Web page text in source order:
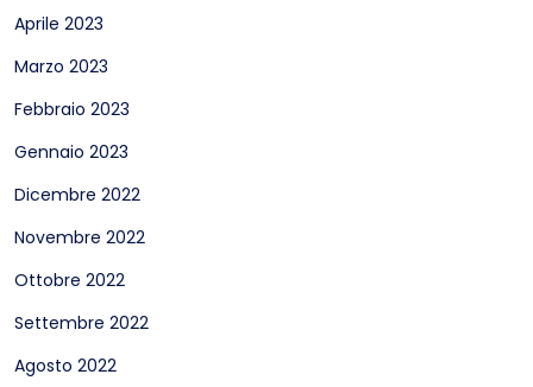
Aprile 2023
Marzo 2023
Febbraio 2023
Gennaio 2023
Dicembre 2022
Novembre 2022
Ottobre 2022
Settembre 2022
Agosto 2022